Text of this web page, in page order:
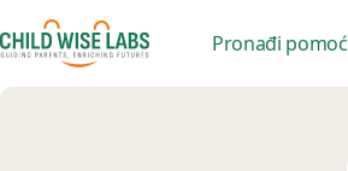
Pronađi pomoć